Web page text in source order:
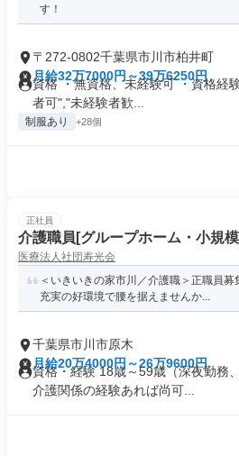
す！
〒272-0802千葉県市川市柏井町
月給32万7000円～39万6250円
資格 ・無資格、未経験可 ・資格経
者可","未経験者歓...
制服あり +28個
正社員
介護職員[グループホーム・小規
医療法人社団寿光会
＜いきいきの家市川／介護職＞正職員
充実の好環境で腰を据えませんか...
千葉県市川市原木
月給20万4000円～26万9600円
資格・経験 18歳～59歳（深夜勤務
介護関係の経験あれば尚可...